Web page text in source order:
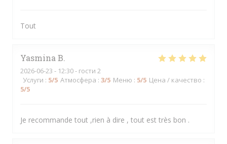
Tout
Yasmina B
2026-06-23 - 12:30 - гости 2
Услуги : 5/5 Атмосфера : 3/5 Меню : 5/5 Цена / качество :
5/5
Je recommande tout ,rien à dire , tout est très bon .